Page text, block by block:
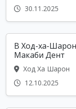
30.11.2025
В Ход-ха-Шарон
Макаби Дент
Ход Ха Шарон
12.10.2025